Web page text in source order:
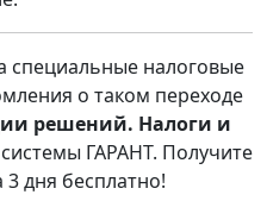
специальные налоговые
о таком переходе
решений. Налоги и
ГАРАНТ. Получите
3 дня бесплатно!